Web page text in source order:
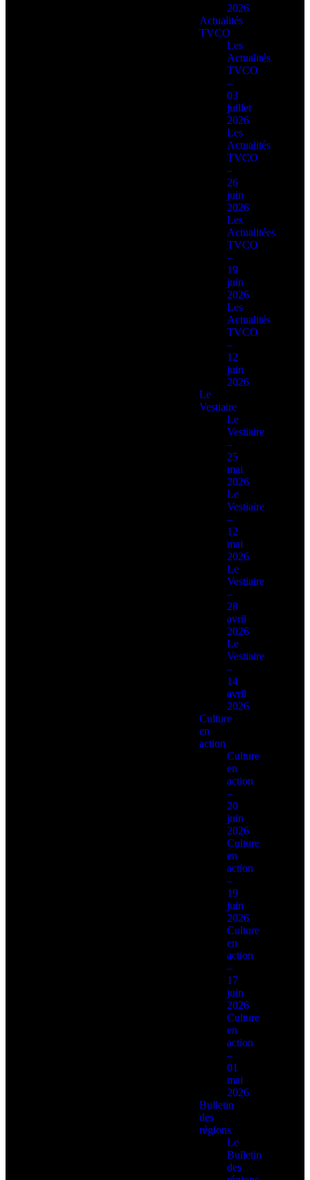
2026
Actualités
TVCO
Les
Actualités
TVCO
–
03
juillet
2026
Les
Actualités
TVCO
–
26
juin
2026
Les
Actualitées
TVCO
–
19
juin
2026
Les
Actualités
TVCO
–
12
juin
2026
Le
Vestiaire
Le
Vestiaire
–
25
mai
2026
Le
Vestiaire
–
12
mai
2026
Le
Vestiaire
–
28
avril
2026
Le
Vestiaire
–
14
avril
2026
Culture
en
action
Culture
en
action
–
20
juin
2026
Culture
en
action
–
19
juin
2026
Culture
en
action
–
17
juin
2026
Culture
en
action
–
01
mai
2026
Bulletin
des
régions
Le
Bulletin
des